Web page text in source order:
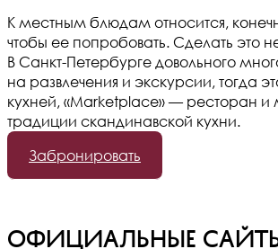
К местным блюдам относится,
чтобы ее попробовать. Сделать это
В Санкт-Петербурге довольного
на развлечения и экскурсии, тогда
кухней, «Marketplace» — ресторан
традиции скандинавской кухни.
Забронировать
Официальные сайты